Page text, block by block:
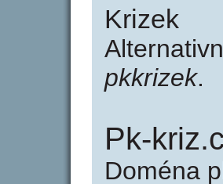
Krizek
pkkrizek.
Pk-
Doména